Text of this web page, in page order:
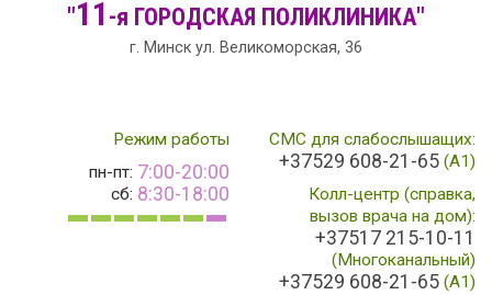
"11 -я ГОРОДСКАЯ ПОЛИКЛИНИКА"
г. Минск ул. Великоморская, 36
Режим работы
пн-пт: 7:00-20:00
сб: 8:30-18:00
СМС для слабослышащих:
+37529 608-21-65 (А1)
Колл-центр (справка,
вызов врача на дом):
+37517 215-10-11
(Многоканальный)
+37529 608-21-65 (A1)